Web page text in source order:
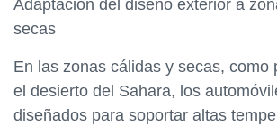
Adaptación del diseño exterior a
secas
En las zonas cálidas y secas, como
el desierto del Sahara, los
diseñados para soportar altas